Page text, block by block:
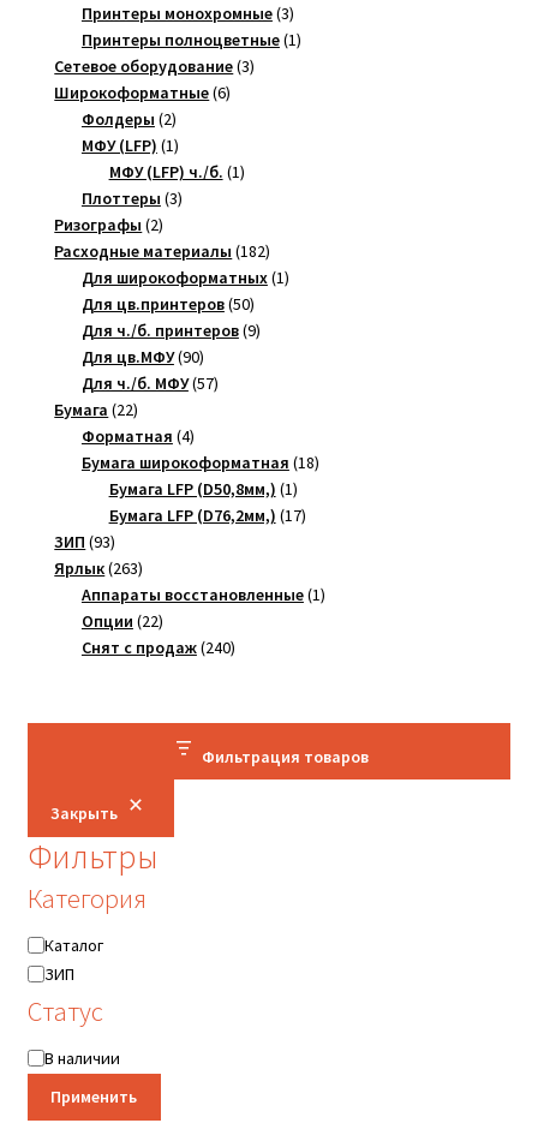
товара
Принтеры монохромные 33
товара
Принтеры полноцветные 11
Сетевое оборудование 33
Широкоформатные 66
Фолдеры 22
товара
МФУ (LFP) 11
товар
МФУ (LFP) ч./б. 11
Плоттеры 33
Ризографы 22
товара
Расходные материалы 182182
товара
Для широкоформатных 11
Для цв.принтеров 5050
товаров
Для ч./б. принтеров 99
Для цв.МФУ 9090
товаров
Для ч./б. МФУ 5757
Бумага 2222
товара
Форматная 44
товара
Бумага широкоформатная 1818
Бумага LFP (D50,8мм,) 11
товар
Бумага LFP (D76,2мм,) 1717
ЗИП 9393
товара
Ярлык 263263
товара
Аппараты восстановленные 11
Опции 2222
товара
Снят с продаж 240240
Фильтрация товаров
Закрыть
Фильтры
Категория
Категория
Каталог
ЗИП
Статус
Статус
В наличии
Применить